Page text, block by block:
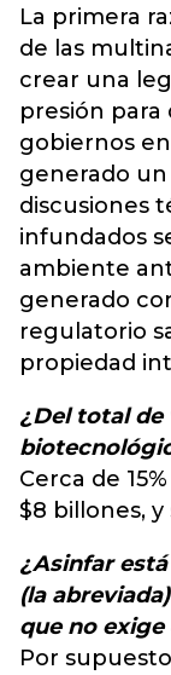
La primera
de las
crear una
presión para
gobiernos
generado
discusiones
infundados
ambiente
generado
regulatorio
propiedad
¿Del total de
Cerca de
$8 billones,
¿Asinfar
(la
que no
Por